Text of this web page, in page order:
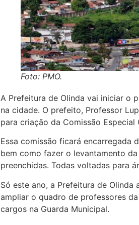
Foto: PMO.
A Prefeitura de Olinda vai iniciar o
na cidade. O prefeito, Professor
para criação da Comissão
Essa comissão ficará encarregada
bem como fazer o levantamento
preenchidas. Todas voltadas para
Só este ano, a Prefeitura de
ampliar o quadro de professores
cargos na Guarda Municipal.